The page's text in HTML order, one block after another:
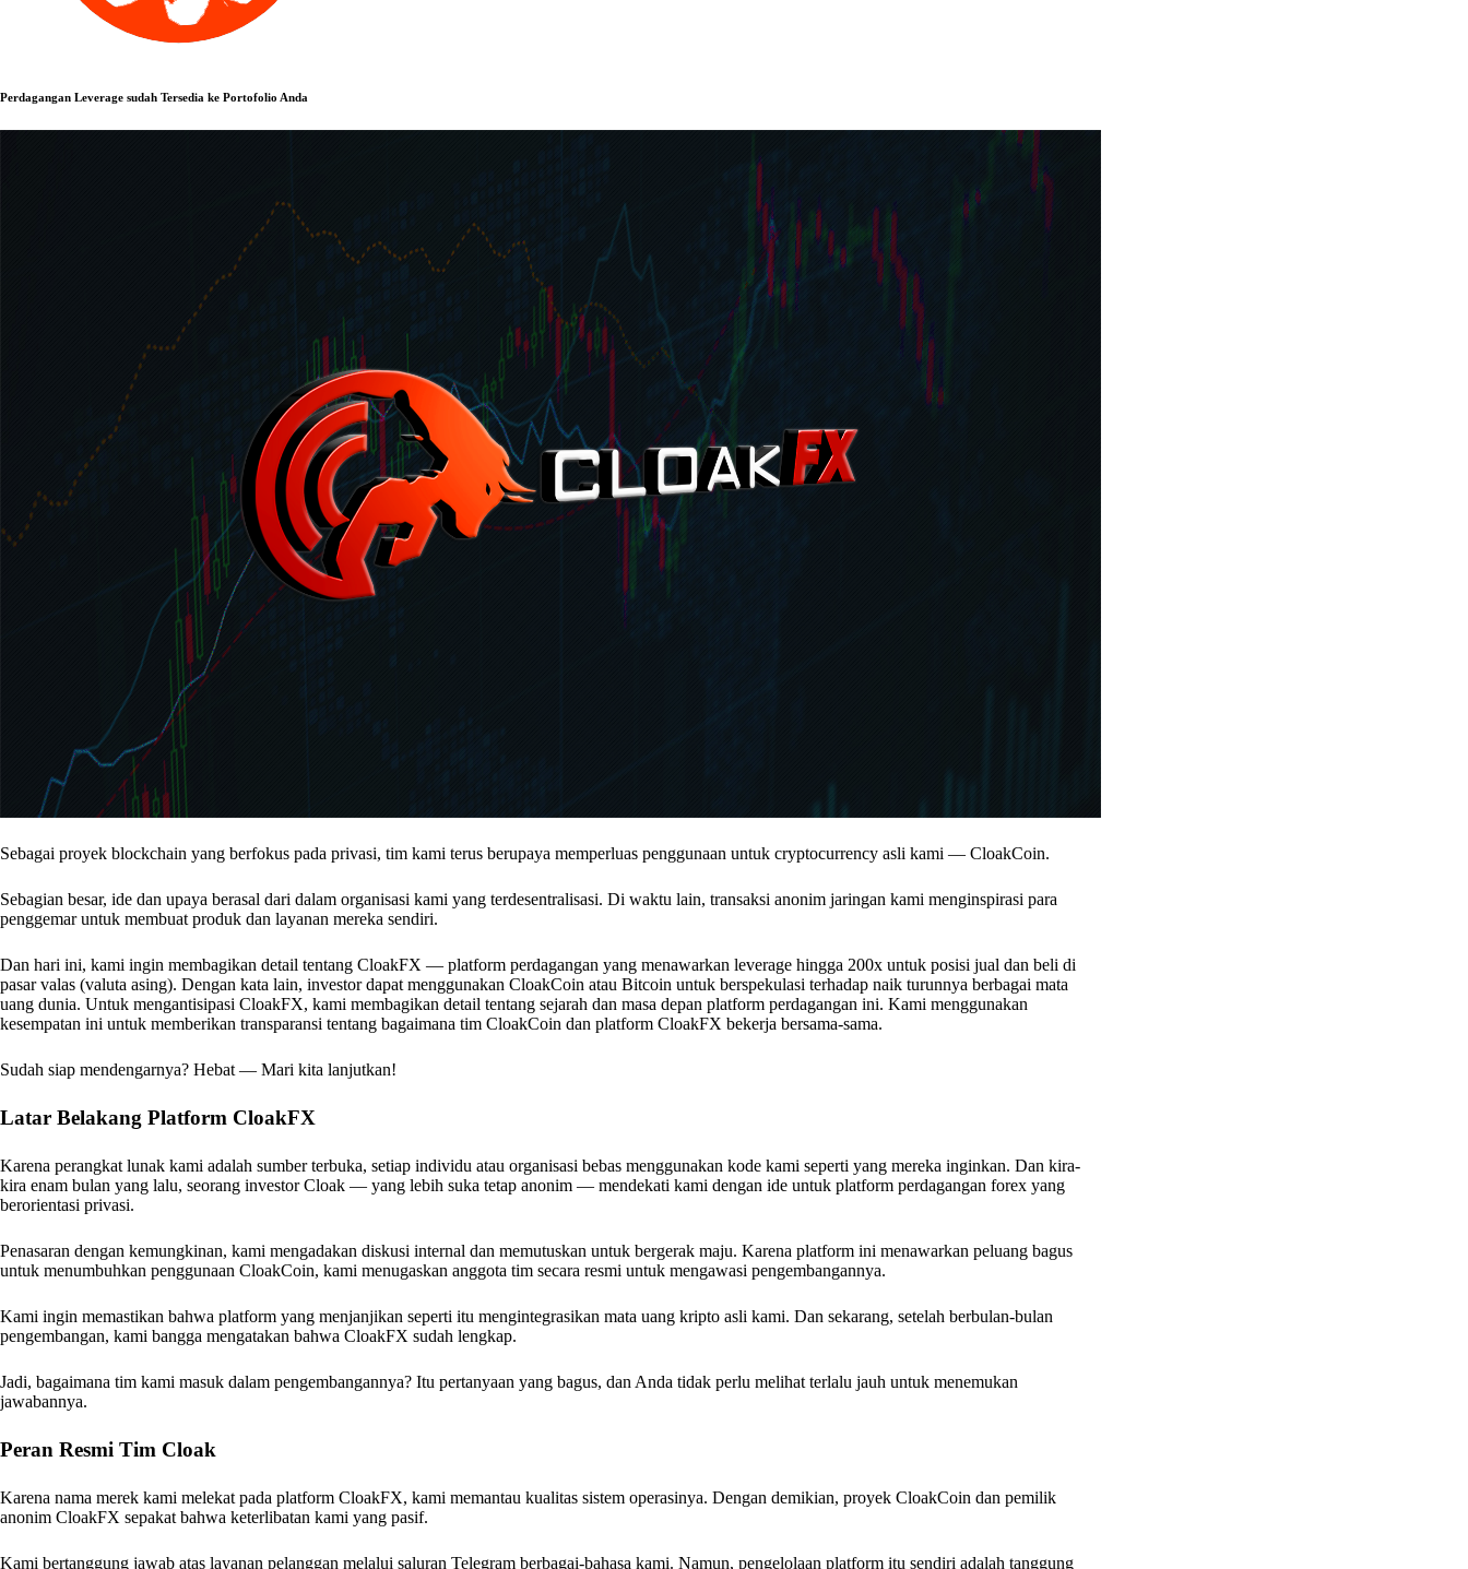
Perdagangan Leverage sudah Tersedia ke Portofolio Anda
Sebagai proyek blockchain yang berfokus pada privasi, tim kami terus berupaya memperluas penggunaan untuk cryptocurrency asli kami — CloakCoin.
Sebagian besar, ide dan upaya berasal dari dalam organisasi kami yang terdesentralisasi. Di waktu lain, transaksi anonim jaringan kami menginspirasi para
penggemar untuk membuat produk dan layanan mereka sendiri.
Dan hari ini, kami ingin membagikan detail tentang CloakFX — platform perdagangan yang menawarkan leverage hingga 200x untuk posisi jual dan beli di
pasar valas (valuta asing). Dengan kata lain, investor dapat menggunakan CloakCoin atau Bitcoin untuk berspekulasi terhadap naik turunnya berbagai mata
uang dunia. Untuk mengantisipasi CloakFX, kami membagikan detail tentang sejarah dan masa depan platform perdagangan ini. Kami menggunakan
kesempatan ini untuk memberikan transparansi tentang bagaimana tim CloakCoin dan platform CloakFX bekerja bersama-sama.
Sudah siap mendengarnya? Hebat — Mari kita lanjutkan!
Latar Belakang Platform CloakFX
Karena perangkat lunak kami adalah sumber terbuka, setiap individu atau organisasi bebas menggunakan kode kami seperti yang mereka inginkan. Dan kira-
kira enam bulan yang lalu, seorang investor Cloak — yang lebih suka tetap anonim — mendekati kami dengan ide untuk platform perdagangan forex yang
berorientasi privasi.
Penasaran dengan kemungkinan, kami mengadakan diskusi internal dan memutuskan untuk bergerak maju. Karena platform ini menawarkan peluang bagus
untuk menumbuhkan penggunaan CloakCoin, kami menugaskan anggota tim secara resmi untuk mengawasi pengembangannya.
Kami ingin memastikan bahwa platform yang menjanjikan seperti itu mengintegrasikan mata uang kripto asli kami. Dan sekarang, setelah berbulan-bulan
pengembangan, kami bangga mengatakan bahwa CloakFX sudah lengkap.
Jadi, bagaimana tim kami masuk dalam pengembangannya? Itu pertanyaan yang bagus, dan Anda tidak perlu melihat terlalu jauh untuk menemukan
jawabannya.
Peran Resmi Tim Cloak
Karena nama merek kami melekat pada platform CloakFX, kami memantau kualitas sistem operasinya. Dengan demikian, proyek CloakCoin dan pemilik
anonim CloakFX sepakat bahwa keterlibatan kami yang pasif.
Kami bertanggung jawab atas layanan pelanggan melalui saluran Telegram berbagai-bahasa kami. Namun, pengelolaan platform itu sendiri adalah tanggung